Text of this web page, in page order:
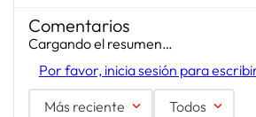
Comentarios
Cargando el resumen…
Por favor, inicia sesión para
Más reciente Todos